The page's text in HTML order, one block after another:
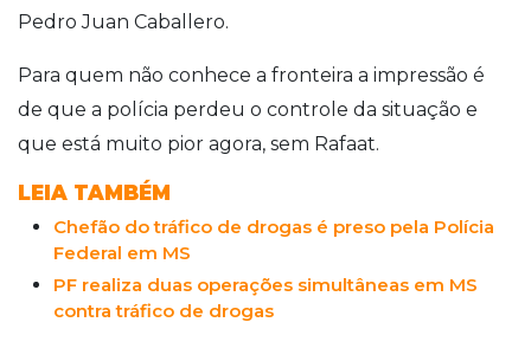
Pedro Juan Caballero.
Para quem não conhece a fronteira a impressão é
de que a polícia perdeu o controle da situação e
que está muito pior agora, sem Rafaat.
LEIA TAMBÉM
Chefão do tráfico de drogas é preso pela Polícia
Federal em MS
PF realiza duas operações simultâneas em MS
contra tráfico de drogas